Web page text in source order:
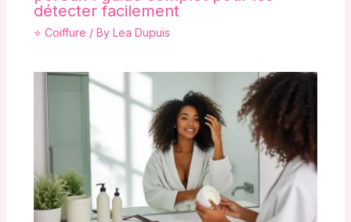
détecter facilement
⭐ Coiffure / By Lea Dupuis